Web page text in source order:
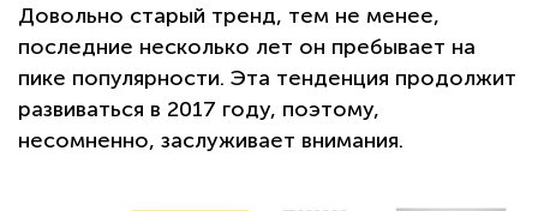
Довольно старый тренд, тем не менее,
последние несколько лет он пребывает на
пике популярности. Эта тенденция продолжит
развиваться в 2017 году, поэтому,
несомненно, заслуживает внимания.